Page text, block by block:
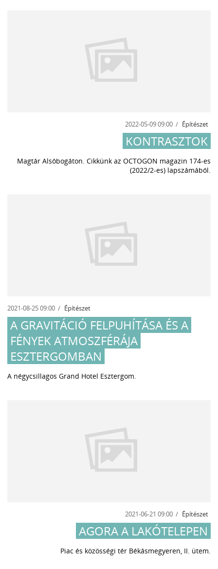
2022-05-09 09:00 Építészet
KONTRASZTOK
Magtár Alsóbogáton. Cikkünk az OCTOGON magazin 174-es
(2022/2-es) lapszámából.
2021-08-25 09:00 Építészet
A GRAVITÁCIÓ FELPUHÍTÁSA ÉS A
FÉNYEK ATMOSZFÉRÁJA
ESZTERGOMBAN
A négycsillagos Grand Hotel Esztergom.
2021-06-21 09:00 Építészet
AGORA A LAKÓTELEPEN
Piac és közösségi tér Békásmegyeren, II. ütem.